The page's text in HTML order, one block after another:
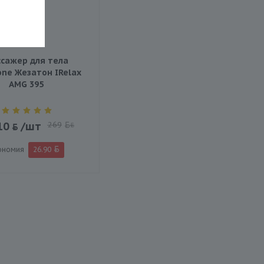
для тела
Жезатон IRelax
AMG 395
/шт 269 BYN
26.90